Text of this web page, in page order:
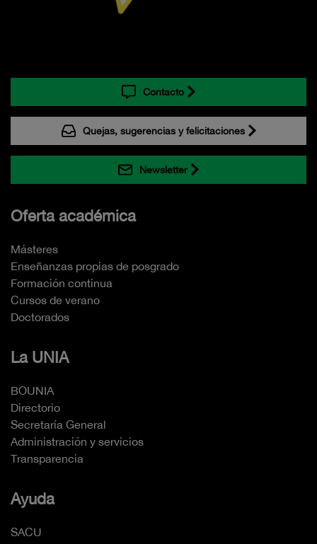
Contacto
Quejas, sugerencias y felicitaciones
Newsletter
Oferta académica
Másteres
Enseñanzas propias de posgrado
Formación continua
Cursos de verano
Doctorados
La UNIA
BOUNIA
Directorio
Secretaría General
Administración y servicios
Transparencia
Ayuda
SACU